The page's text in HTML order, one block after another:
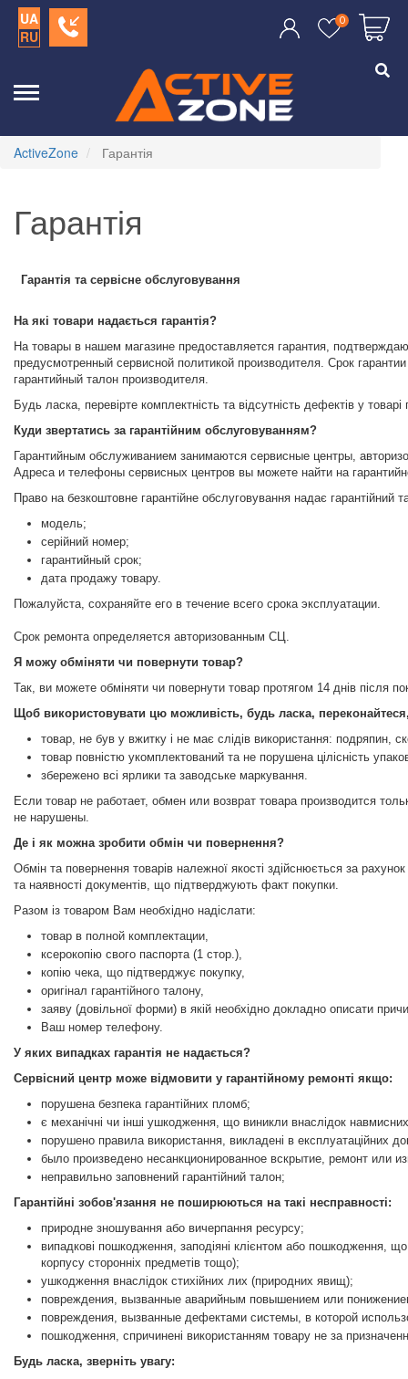
0
UA
RU
ActiveZone Гарантія
Гарантія
Гарантія та сервісне обслуговування
На які товари надається гарантія?
На товары в нашем магазине предоставляется гарантия,
предусмотренный сервисной политикой производителя. Срок
гарантийный талон производителя.
Будь ласка, перевірте комплектність та відсутність дефектів у
Куди звертатись за гарантійним обслуговуванням?
Гарантийным обслуживанием занимаются сервисные центры,
Адреса и телефоны сервисных центров вы можете найти на
Право на безкоштовне гарантійне обслуговування надає гарантійний
модель;
серійний номер;
гарантийный срок;
дата продажу товару.
Пожалуйста, сохраняйте его в течение всего срока эксплуатации.
Срок ремонта определяется авторизованным СЦ.
Я можу обміняти чи повернути товар?
Так, ви можете обміняти чи повернути товар протягом 14 днів після
Щоб використовувати цю можливість, будь ласка,
товар, не був у вжитку і не має слідів використання: подряпин,
товар повністю укомплектований та не порушена цілісність
збережено всі ярлики та заводське маркування.
Если товар не работает, обмен или возврат товара производится
не нарушены.
Де і як можна зробити обмін чи повернення?
Обмін та повернення товарів належної якості здійснюється за
та наявності документів, що підтверджують факт покупки.
Разом із товаром Вам необхідно надіслати:
товар в полной комплектации,
ксерокопію свого паспорта (1 стор.),
копію чека, що підтверджує покупку,
оригінал гарантійного талону,
заяву (довільної форми) в якій необхідно докладно описати
Ваш номер телефону.
У яких випадках гарантія не надається?
Сервісний центр може відмовити у гарантійному ремонті якщо:
порушена безпека гарантійних пломб;
є механічні чи інші ушкодження, що виникли внаслідок
порушено правила використання, викладені в експлуатаційних
было произведено несанкционированное вскрытие, ремонт или
неправильно заповнений гарантійний талон;
Гарантійні зобов'язання не поширюються на такі несправності:
природне зношування або вичерпання ресурсу;
випадкові пошкодження, заподіяні клієнтом або пошкодження,
корпусу сторонніх предметів тощо);
ушкодження внаслідок стихійних лих (природних явищ);
повреждения, вызванные аварийным повышением или
повреждения, вызванные дефектами системы, в которой
пошкодження, спричинені використанням товару не за
Будь ласка, зверніть увагу: